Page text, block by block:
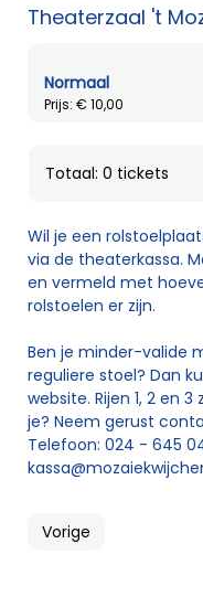
Theaterzaal 't
Normaal
Prijs: € 10,00
Totaal: 0 tickets
Wil je een
via de theaterkassa.
en vermeld met
rolstoelen er zijn.
Ben je minder-valide
reguliere stoel? Dan
website. Rijen 1, 2 en
je? Neem gerust
Telefoon: 024 - 645
Vorige